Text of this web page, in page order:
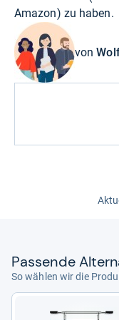
Amazon) zu haben.
von
Pas­sende
So wählen wir die